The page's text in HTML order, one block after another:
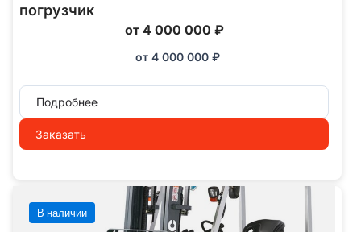
погрузчик
от 4 000 000 ₽
от 4 000 000 ₽
Подробнее
Заказать
В наличии